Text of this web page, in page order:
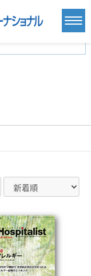
マルチメディア(0)